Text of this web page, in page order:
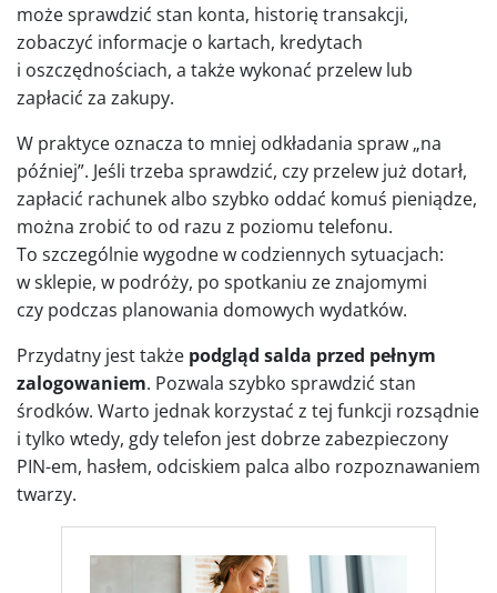
może sprawdzić stan konta, historię transakcji,
zobaczyć informacje o kartach, kredytach
i oszczędnościach, a także wykonać przelew lub
zapłacić za zakupy.
W praktyce oznacza to mniej odkładania spraw „na
później”. Jeśli trzeba sprawdzić, czy przelew już dotarł,
zapłacić rachunek albo szybko oddać komuś pieniądze,
można zrobić to od razu z poziomu telefonu.
To szczególnie wygodne w codziennych sytuacjach:
w sklepie, w podróży, po spotkaniu ze znajomymi
czy podczas planowania domowych wydatków.
Przydatny jest także podgląd salda przed pełnym
zalogowaniem. Pozwala szybko sprawdzić stan
środków. Warto jednak korzystać z tej funkcji rozsądnie
i tylko wtedy, gdy telefon jest dobrze zabezpieczony
PIN-em, hasłem, odciskiem palca albo rozpoznawaniem
twarzy.